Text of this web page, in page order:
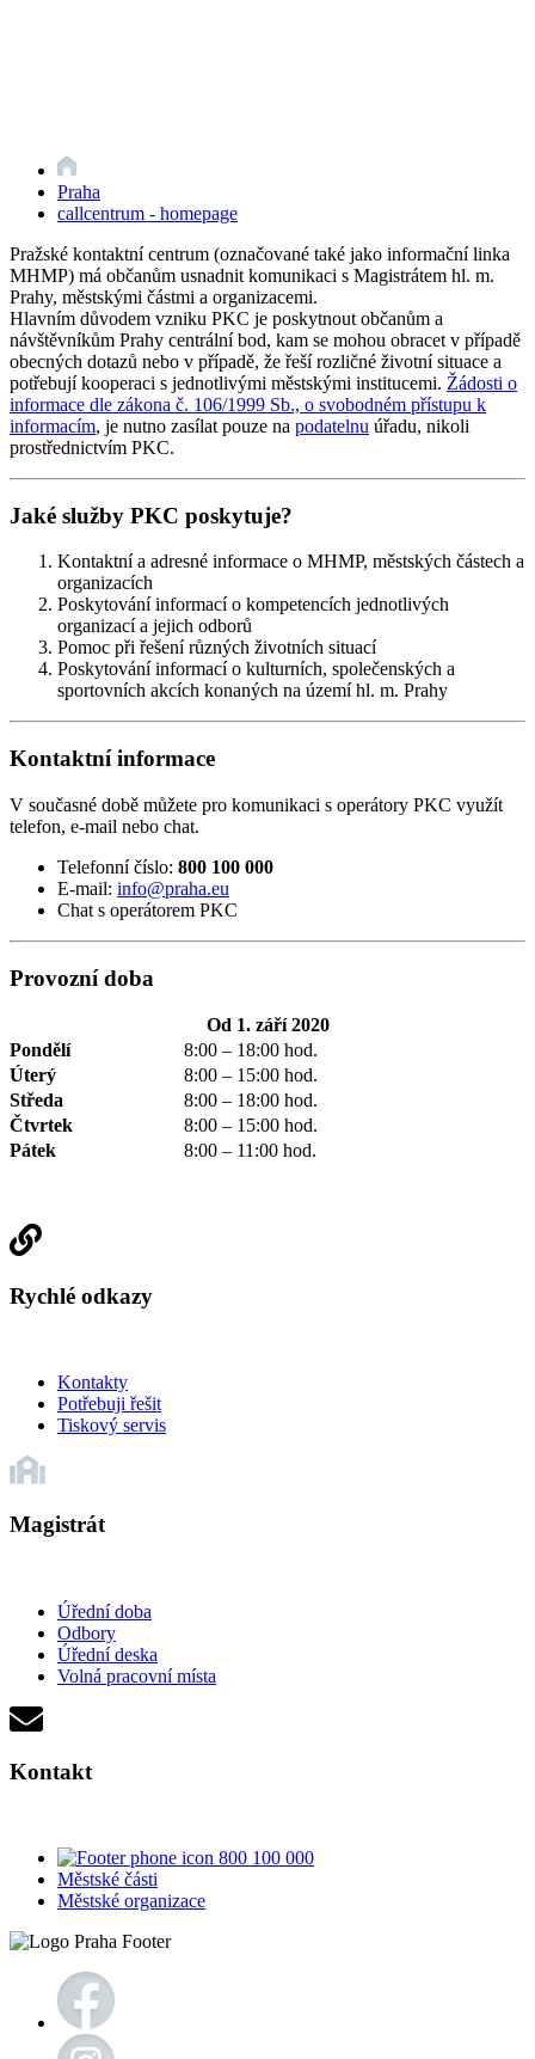
Praha
callcentrum - homepage
Pražské kontaktní centrum (označované také jako informační linka
MHMP) má občanům usnadnit komunikaci s Magistrátem hl. m.
Prahy, městskými částmi a organizacemi.
Hlavním důvodem vzniku PKC je poskytnout občanům a
návštěvníkům Prahy centrální bod, kam se mohou obracet v případě
obecných dotazů nebo v případě, že řeší rozličné životní situace a
potřebují kooperaci s jednotlivými městskými institucemi. Žádosti o
informace dle zákona č. 106/1999 Sb., o svobodném přístupu k
informacím, je nutno zasílat pouze na podatelnu úřadu, nikoli
prostřednictvím PKC.
Jaké služby PKC poskytuje?
Kontaktní a adresné informace o MHMP, městských částech a
organizacích
Poskytování informací o kompetencích jednotlivých
organizací a jejich odborů
Pomoc při řešení různých životních situací
Poskytování informací o kulturních, společenských a
sportovních akcích konaných na území hl. m. Prahy
Kontaktní informace
V současné době můžete pro komunikaci s operátory PKC využít
telefon, e-mail nebo chat.
Telefonní číslo: 800 100 000
E-mail: info@praha.eu
Chat s operátorem PKC
Provozní doba
Od 1. září 2020
Pondělí
8:00 – 18:00 hod.
Úterý
8:00 – 15:00 hod.
Středa
8:00 – 18:00 hod.
Čtvrtek
8:00 – 15:00 hod.
Pátek
8:00 – 11:00 hod.
Rychlé odkazy
Kontakty
Potřebuji řešit
Tiskový servis
Magistrát
Úřední doba
Odbory
Úřední deska
Volná pracovní místa
Kontakt
800 100 000
Městské části
Městské organizace